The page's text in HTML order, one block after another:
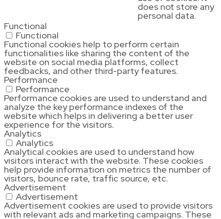
does not store any
personal data.
Functional
Functional
Functional cookies help to perform certain
functionalities like sharing the content of the
website on social media platforms, collect
feedbacks, and other third-party features.
Performance
Performance
Performance cookies are used to understand and
analyze the key performance indexes of the
website which helps in delivering a better user
experience for the visitors.
Analytics
Analytics
Analytical cookies are used to understand how
visitors interact with the website. These cookies
help provide information on metrics the number of
visitors, bounce rate, traffic source, etc.
Advertisement
Advertisement
Advertisement cookies are used to provide visitors
with relevant ads and marketing campaigns. These